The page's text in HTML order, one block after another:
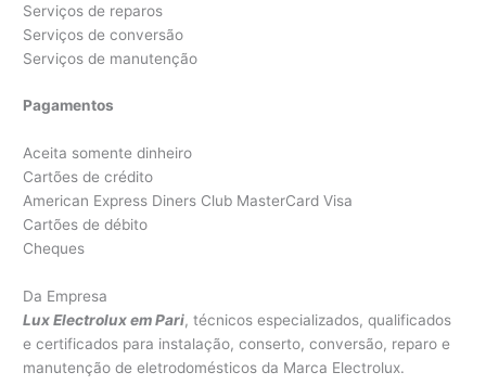
Serviços de reparos
Serviços de conversão
Serviços de manutenção
Pagamentos
Aceita somente dinheiro
Cartões de crédito
American Express Diners Club MasterCard Visa
Cartões de débito
Cheques
Da Empresa
Lux Electrolux em Pari, técnicos especializados, qualificados
e certificados para instalação, conserto, conversão, reparo e
manutenção de eletrodomésticos da Marca Electrolux.